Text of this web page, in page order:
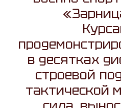
в десятках
строевой
тактической